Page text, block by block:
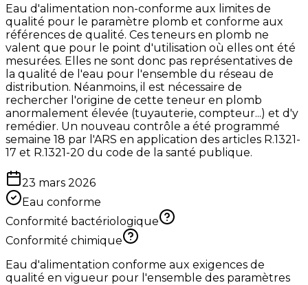
Eau d'alimentation non-conforme aux limites de
qualité pour le paramètre plomb et conforme aux
références de qualité. Ces teneurs en plomb ne
valent que pour le point d'utilisation où elles ont été
mesurées. Elles ne sont donc pas représentatives de
la qualité de l'eau pour l'ensemble du réseau de
distribution. Néanmoins, il est nécessaire de
rechercher l'origine de cette teneur en plomb
anormalement élevée (tuyauterie, compteur...) et d'y
remédier. Un nouveau contrôle a été programmé
semaine 18 par l'ARS en application des articles R.1321-
17 et R.1321-20 du code de la santé publique.
23 mars 2026
Eau conforme
Conformité bactériologique
Conformité chimique
Eau d'alimentation conforme aux exigences de
qualité en vigueur pour l'ensemble des paramètres